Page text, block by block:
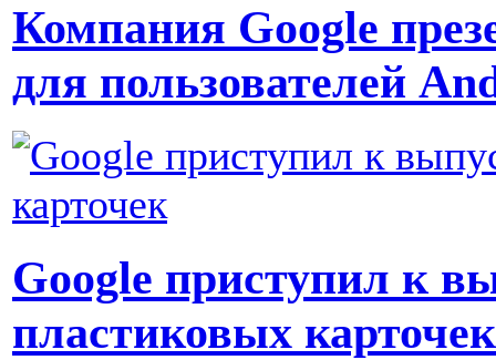
Компания Google
для пользователей
Google приступил к
пластиковых карточек